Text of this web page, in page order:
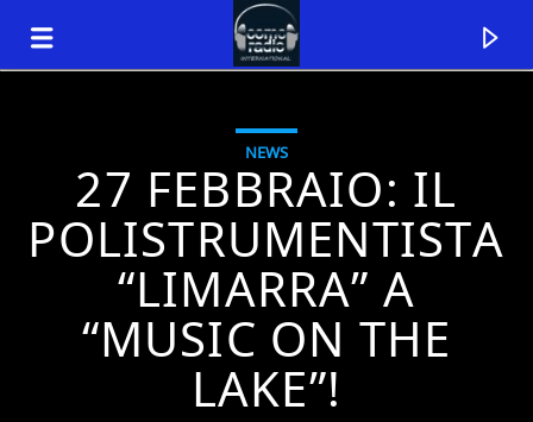
NEWS
27 FEBBRAIO: IL
POLISTRUMENTISTA
“LIMARRA” A
“MUSIC ON THE
LAKE”!